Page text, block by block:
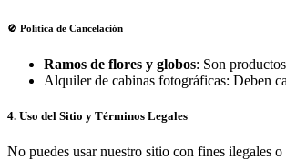
🚫 Política de Cancelación
Ramos de flores y globos: Son
Alquiler de cabinas fotográficas: Deben
4. Uso del Sitio y Términos Legales
No puedes usar nuestro sitio con fines ilegales